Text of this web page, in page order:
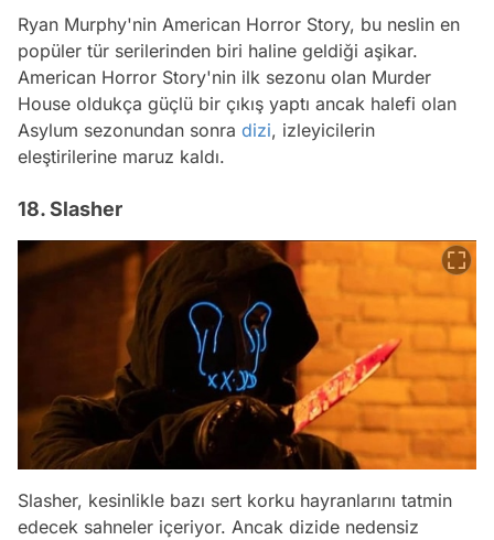
Ryan Murphy'nin American Horror Story, bu neslin en
popüler tür serilerinden biri haline geldiği aşikar.
American Horror Story'nin ilk sezonu olan Murder
House oldukça güçlü bir çıkış yaptı ancak halefi olan
Asylum sezonundan sonra dizi, izleyicilerin
eleştirilerine maruz kaldı.
18. Slasher
Slasher, kesinlikle bazı sert korku hayranlarını tatmin
edecek sahneler içeriyor. Ancak dizide nedensiz